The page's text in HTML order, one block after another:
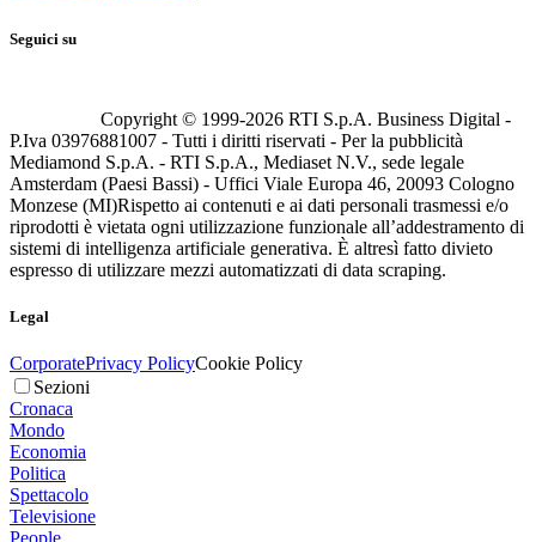
Seguici su
Copyright © 1999-2026 RTI S.p.A. Business Digital -
P.Iva 03976881007 - Tutti i diritti riservati - Per la pubblicità
Mediamond S.p.A. - RTI S.p.A., Mediaset N.V., sede legale
Amsterdam (Paesi Bassi) - Uffici Viale Europa 46, 20093 Cologno
Monzese (MI)Rispetto ai contenuti e ai dati personali trasmessi e/o
riprodotti è vietata ogni utilizzazione funzionale all’addestramento di
sistemi di intelligenza artificiale generativa. È altresì fatto divieto
espresso di utilizzare mezzi automatizzati di data scraping.
Legal
CorporatePrivacy PolicyCookie Policy
Sezioni
Cronaca
Mondo
Economia
Politica
Spettacolo
Televisione
People